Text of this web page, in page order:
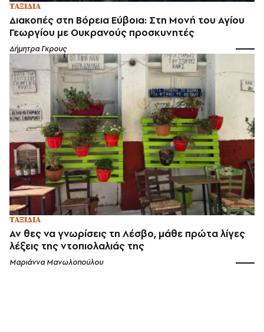
ΤΑΞΙΔΙΑ
Διακοπές στη Βόρεια Εύβοια: Στη Μονή του Αγίου
Γεωργίου με Ουκρανούς προσκυνητές
Δήμητρα Γκρους
ΤΑΞΙΔΙΑ
Αν θες να γνωρίσεις τη Λέσβο, μάθε πρώτα λίγες
λέξεις της ντοπιολαλιάς της
Μαριάννα Μανωλοπούλου